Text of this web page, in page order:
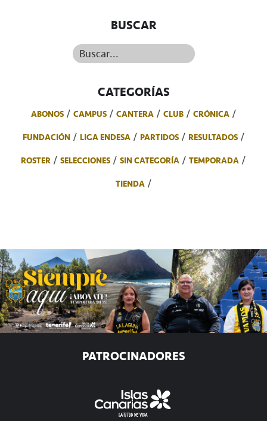
BUSCAR
Buscar...
CATEGORÍAS
ABONOS CAMPUS CANTERA CLUB
CRÓNICA
FUNDACIÓN
LIGA ENDESA PARTIDOS
RESULTADOS
ROSTER
SELECCIONES SIN CATEGORÍA
TEMPORADA
TIENDA
PATROCINADORES